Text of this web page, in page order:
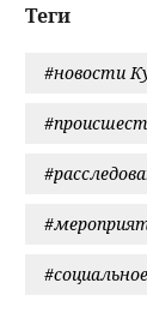
Теги
#новости
#социальное